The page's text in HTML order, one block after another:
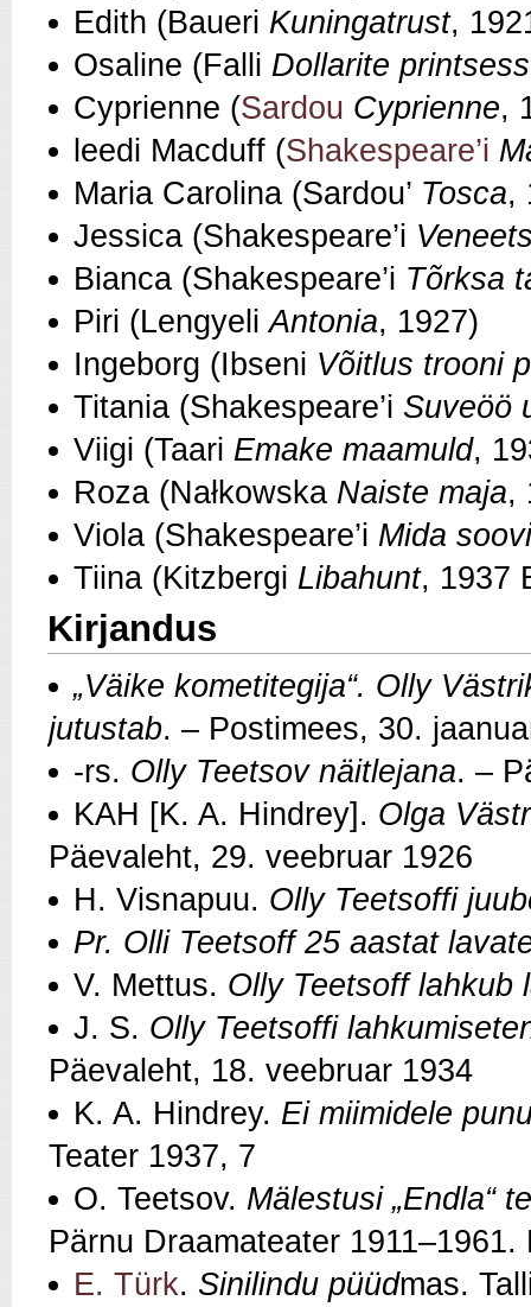
Edith (Baueri Kuningatrust,
Osaline (Falli Dollarite printsess
Cyprienne (Sardou Cyprienne,
leedi Macduff (Shakespeare’i
Maria Carolina (Sardou’ Tosca,
Jessica (Shakespeare’i
Bianca (Shakespeare’i Tõrksa
Piri (LengyeliAntonia, 1927)
Ingeborg (Ibseni Võitlus trooni
Titania (Shakespeare’i Suveöö
Viigi (Taari Emake maamuld,
Roza (Nałkowska Naiste maja,
Viola (Shakespeare’i Mida
Tiina (Kitzbergi Libahunt, 1937
Kirjandus
„Väike kometitegija“. Olly
jutustab. – Postimees, 30.
-rs. Olly Teetsov näitlejana. –
KAH [K. A. Hindrey]. Olga
Päevaleht, 29. veebruar 1926
H. Visnapuu. Olly Teetsoffi
Pr. Olli Teetsoff 25 aastat
V. Mettus. Olly Teetsoff lahkub
J. S. Olly Teetsoffi
Päevaleht, 18. veebruar 1934
K. A. Hindrey. Ei miimidele
Teater 1937, 7
O. Teetsov. Mälestusi „Endla“
Pärnu Draamateater 1911–1961.
E. Türk. Sinilindu püüdmas.